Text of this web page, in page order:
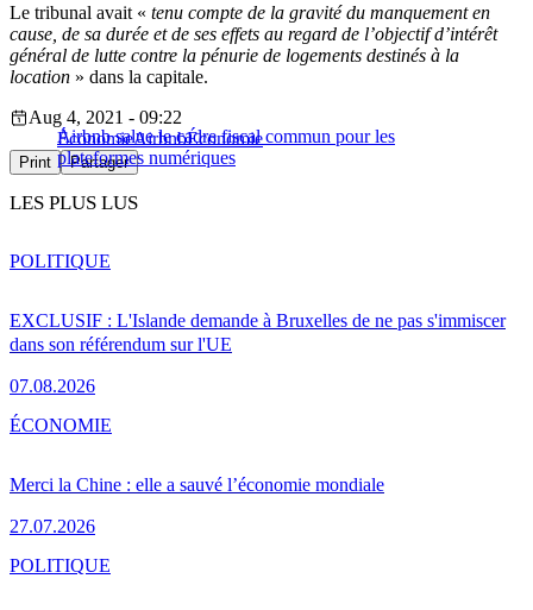
Le tribunal avait « tenu compte de la gravité du manquement en
cause, de sa durée et de ses effets au regard de l’objectif d’intérêt
général de lutte contre la pénurie de logements destinés à la
location » dans la capitale.
Airbnb salue le cadre fiscal commun pour les
plateformes numériques
Aug 4, 2021 - 09:22
ÉconomieAirbnbÉconomie
Print Partager
LES PLUS LUS
EXCLUSIF : L'Islande demande à Bruxelles de ne pas s'immiscer
dans son référendum sur l'UE
07.08.2026
POLITIQUE
Merci la Chine : elle a sauvé l’économie mondiale
27.07.2026
ÉCONOMIE
POLITIQUE